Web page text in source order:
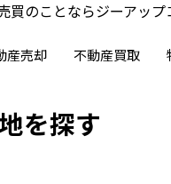
のことならジーアップ
産売却 不動産買取
を探す